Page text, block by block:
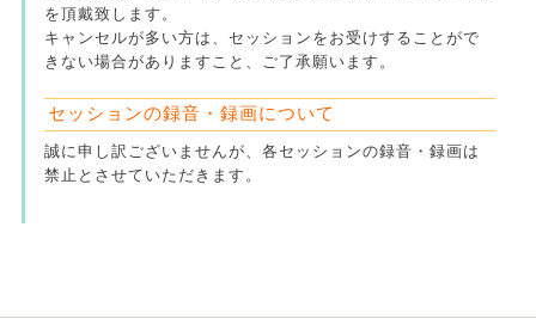
を頂戴致します。
キャンセルが多い方は、セッションをお受けすることがで
きない場合がありますこと、ご了承願います。
セッションの録音・録画について
誠に申し訳ございませんが、各セッションの録音・録画は
禁止とさせていただきます。